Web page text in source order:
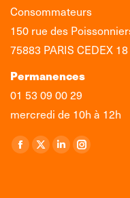
Consommateurs
150 rue des
75883 PARIS CEDEX 18
Permanences
01 53 09 00 29
mercredi de 10h à 12h
Retrouvez-nous sur :
La
La
La
La